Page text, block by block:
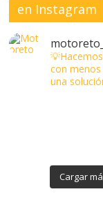
en Instagram
motoreto_
con
una
Cargar